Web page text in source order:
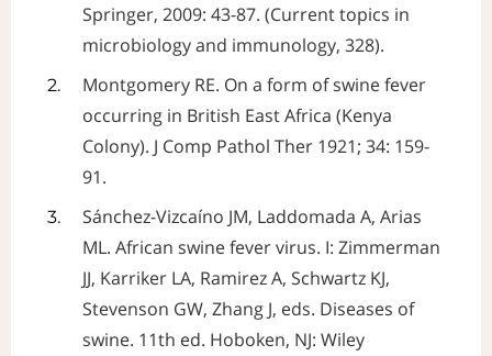
Springer, 2009: 43-87. (Current topics in
microbiology and immunology, 328).
Montgomery RE. On a form of swine fever
occurring in British East Africa (Kenya
Colony). J Comp Pathol Ther 1921; 34: 159-
91.
Sánchez-Vizcaíno JM, Laddomada A, Arias
ML. African swine fever virus. I: Zimmerman
JJ, Karriker LA, Ramirez A, Schwartz KJ,
Stevenson GW, Zhang J, eds. Diseases of
swine. 11th ed. Hoboken, NJ: Wiley